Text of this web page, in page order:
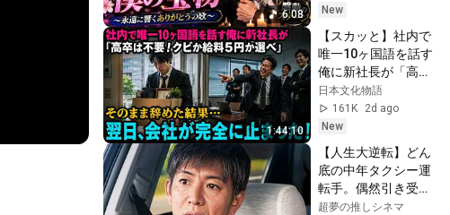
6:08
💖
New
1:44:10
【スカッと】社内で
唯一10ヶ国語を話す
俺に新社長が「高卒
は不要！クビか給料
５円か選べ」と言っ
てきた。そのまま辞
めた結果
日本文化物語
161K
2d ago
New
【人生大逆転】どん
底の中年タクシー運
転手。偶然引き受け
た「謎の依頼」がま
超夢の推しシネマ